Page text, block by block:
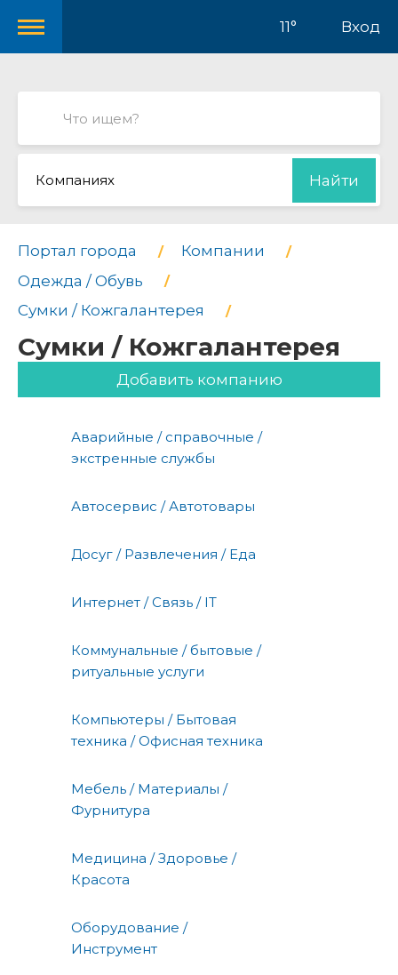
11° Вход
Компаниях Найти
Портал города
Компании
Одежда / Обувь
Сумки / Кожгалантерея
Сумки / Кожгалантерея
Добавить компанию
Аварийные / справочные /
экстренные службы
Автосервис / Автотовары
Досуг / Развлечения / Еда
Интернет / Связь / IT
Коммунальные / бытовые /
ритуальные услуги
Компьютеры / Бытовая
техника / Офисная техника
Мебель / Материалы /
Фурнитура
Медицина / Здоровье /
Красота
Оборудование /
Инструмент